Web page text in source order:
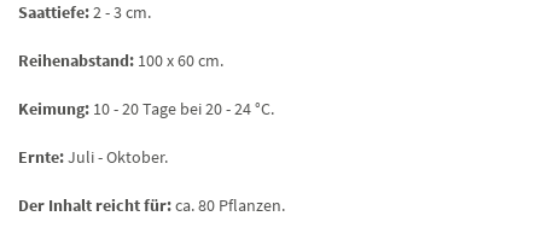
Saattiefe:2 - 3 cm.
Reihenabstand: 100 x 60 cm.
Keimung: 10 - 20 Tage bei 20 - 24 °C.
Ernte:Juli - Oktober.
Der Inhalt reicht für:ca. 80 Pflanzen.